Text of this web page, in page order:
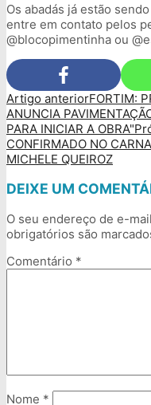
Os abadás já estão
entre em contato pelos
@blocopimentinha ou
Artigo anteriorFORTIM:
ANUNCIA
PARA INICIAR A OBRA"
CONFIRMADO NO
MICHELE QUEIROZ
DEIXE UM
O seu endereço de e-
obrigatórios são
Comentário *
Nome *